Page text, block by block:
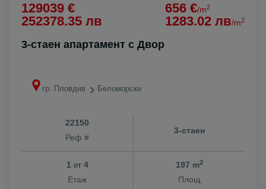
129039 €
252378.35 лв
656 €/m2
1283.02 лв/m2
3-стаен апартамент с Двор
гр. Пловдив Беломорски
22150
Реф #
3-стаен
1 от4
Етаж
197 m2
Площ